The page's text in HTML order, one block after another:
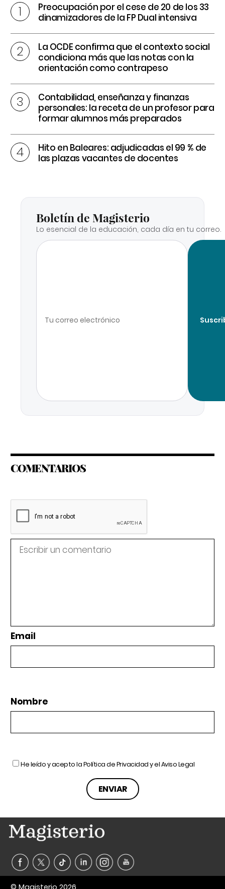
Preocupación por el cese de 20 de los 33
dinamizadores de la FP Dual intensiva
La OCDE confirma que el contexto social
condiciona más que las notas con la
orientación como contrapeso
Contabilidad, enseñanza y finanzas
personales: la receta de un profesor para
formar alumnos más preparados
Hito en Baleares: adjudicadas el 99 % de
las plazas vacantes de docentes
Boletín de Magisterio
Lo esencial de la educación, cada día en tu correo.
COMENTARIOS
Email
Nombre
He leído y acepto laPolítica de Privacidady elAviso Legal
© Magisterio 2026